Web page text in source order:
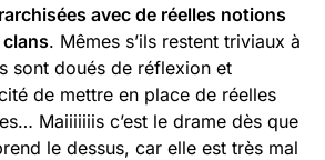
avec de réelles notions
. Mêmes s’ils restent triviaux à
sont doués de réflexion et
de mettre en place de réelles
Maiiiiiiis c’est le drame dès que
le dessus, car elle est très mal